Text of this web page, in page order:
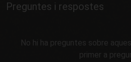
Preguntes i respostes
No hi ha preguntes sobre
primer a